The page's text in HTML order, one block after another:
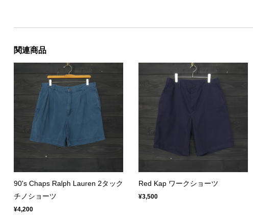
関連商品
90's Chaps Ralph Lauren 2タック
チノショーツ
¥4,200
Red Kap ワークショーツ
¥3,500